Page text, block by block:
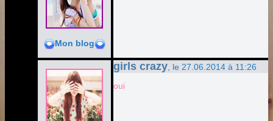
Mon blog
girls crazy , le 27.06.2014 à 11:26
oui